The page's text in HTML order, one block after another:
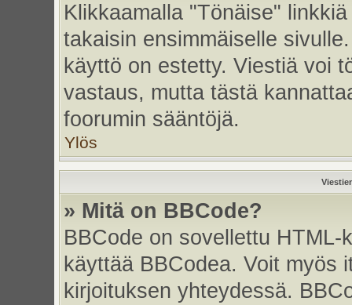
Klikkaamalla "Tönäise"
takaisin ensimmäiselle
käyttö on estetty. Viestiä voi
vastaus, mutta tästä
foorumin sääntöjä.
Ylös
» Mitä on BBCode?
BBCode on sovellettu
käyttää BBCodea. Voit myös
kirjoituksen yhteydessä.